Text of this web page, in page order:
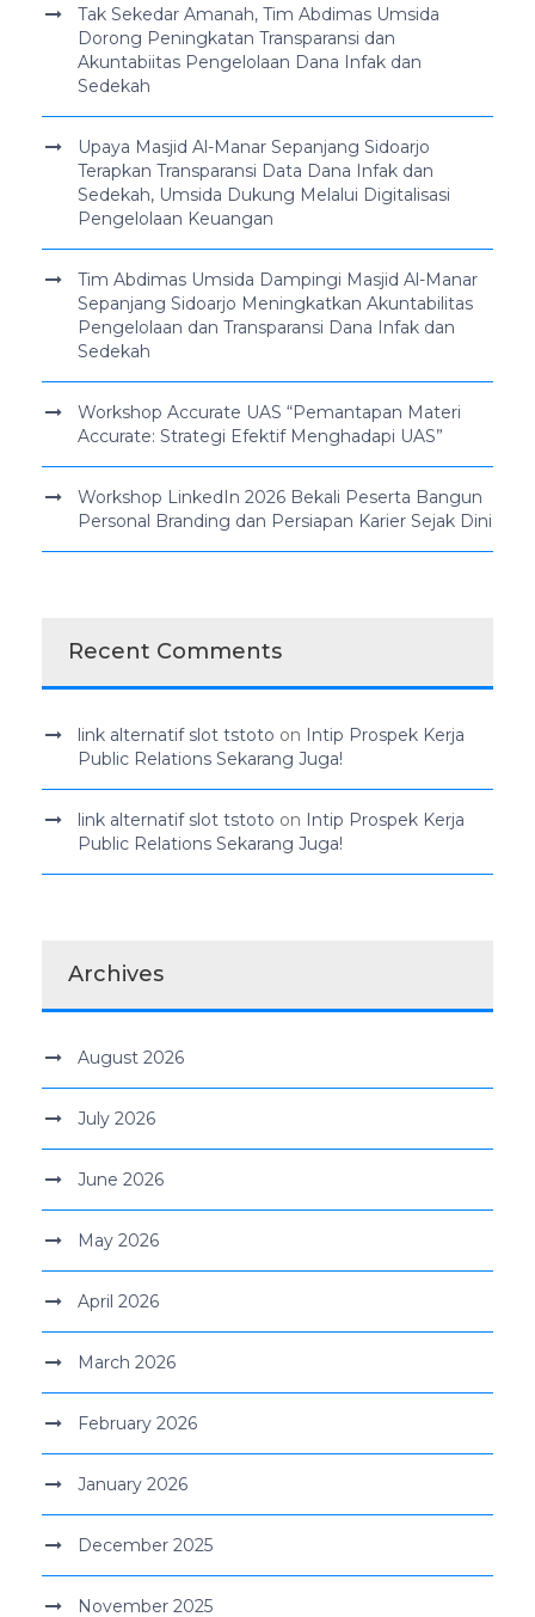
Tak Sekedar Amanah, Tim Abdimas Umsida
Dorong Peningkatan Transparansi dan
Akuntabiitas Pengelolaan Dana Infak dan
Sedekah
Upaya Masjid Al-Manar Sepanjang Sidoarjo
Terapkan Transparansi Data Dana Infak dan
Sedekah, Umsida Dukung Melalui Digitalisasi
Pengelolaan Keuangan
Tim Abdimas Umsida Dampingi Masjid Al-Manar
Sepanjang Sidoarjo Meningkatkan Akuntabilitas
Pengelolaan dan Transparansi Dana Infak dan
Sedekah
Workshop Accurate UAS “Pemantapan Materi
Accurate: Strategi Efektif Menghadapi UAS”
Workshop LinkedIn 2026 Bekali Peserta Bangun
Personal Branding dan Persiapan Karier Sejak Dini
Recent Comments
link alternatif slot tstoto on Intip Prospek Kerja
Public Relations Sekarang Juga!
link alternatif slot tstoto on Intip Prospek Kerja
Public Relations Sekarang Juga!
Archives
August 2026
July 2026
June 2026
May 2026
April 2026
March 2026
February 2026
January 2026
December 2025
November 2025